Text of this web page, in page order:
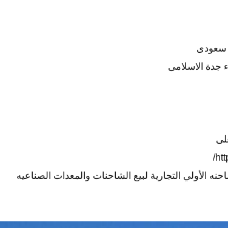
جدة الاسلامى
الأولي التجارية لبيع الشاحنات والمعدات الصناعيه